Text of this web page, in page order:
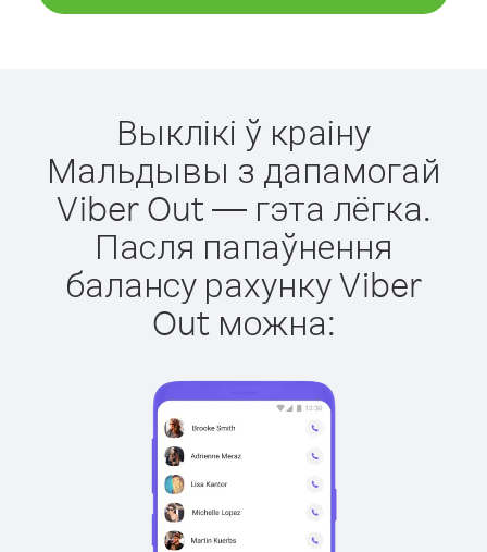
Выклікі ў краіну
Мальдывы з дапамогай
Viber Out — гэта лёгка.
Пасля папаўнення
балансу рахунку Viber
Out можна: